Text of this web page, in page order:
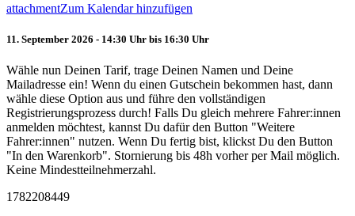
attachmentZum Kalendar hinzufügen
11. September 2026 - 14:30 Uhr bis 16:30 Uhr
Wähle nun Deinen Tarif, trage Deinen Namen und Deine
Mailadresse ein! Wenn du einen Gutschein bekommen hast, dann
wähle diese Option aus und führe den vollständigen
Registrierungsprozess durch! Falls Du gleich mehrere Fahrer:innen
anmelden möchtest, kannst Du dafür den Button "Weitere
Fahrer:innen" nutzen. Wenn Du fertig bist, klickst Du den Button
"In den Warenkorb". Stornierung bis 48h vorher per Mail möglich.
Keine Mindestteilnehmerzahl.
1782208449